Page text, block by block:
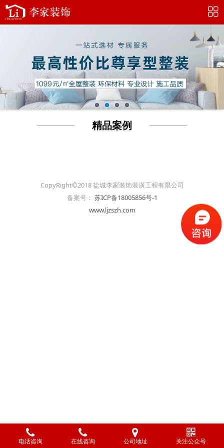
精品案例
CopyRight©2018 盐城李家装饰装潢工程有限公司
备案号： 苏ICP备18005856号-1
www.ljzszh.com
电话咨询 在线咨询 公司地址 关注公众号